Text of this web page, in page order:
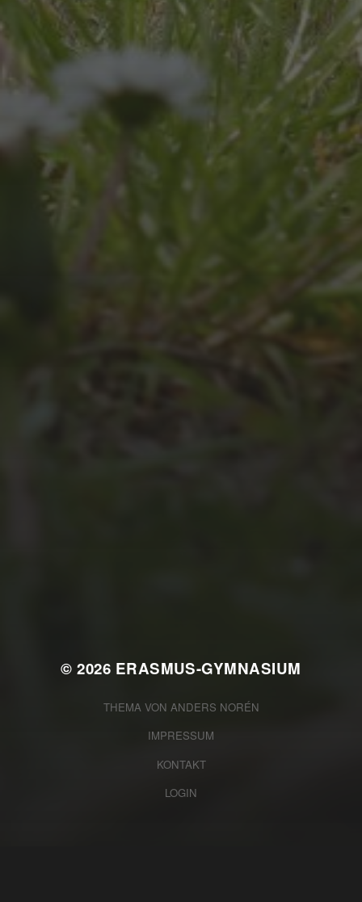
UNSER JAHRBUCH 2025/2026
© 2026 ERASMUS-GYMNASIUM
THEMA VON ANDERS NORÉN
IMPRESSUM
KONTAKT
LOGIN